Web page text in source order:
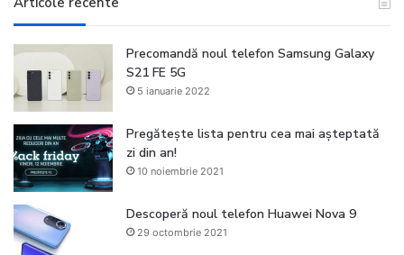
Precomandă noul telefon Samsung Galaxy
S21 FE 5G
5 ianuarie 2022
Pregătește lista pentru cea mai așteptată
zi din an!
10 noiembrie 2021
Descoperă noul telefon Huawei Nova 9
29 octombrie 2021